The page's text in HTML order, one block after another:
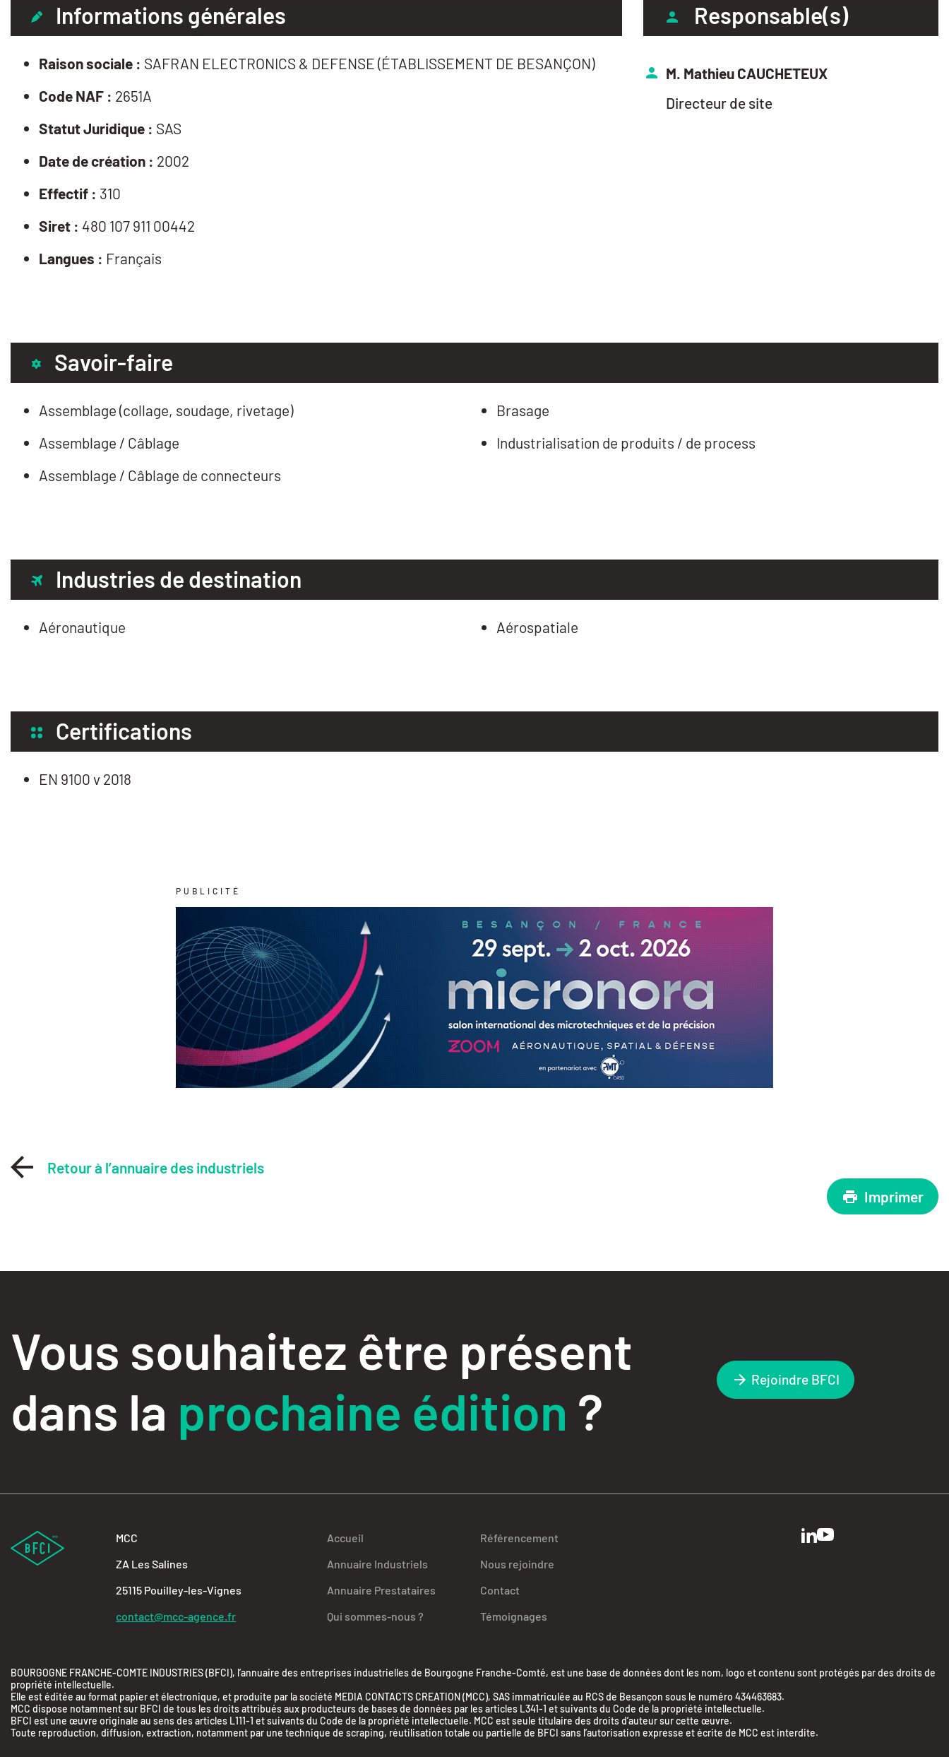
Informations générales
Raison sociale : SAFRAN ELECTRONICS & DEFENSE (ÉTABLISSEMENT DE BESANÇON)
Code NAF : 2651A
Statut Juridique : SAS
Date de création : 2002
Effectif : 310
Siret : 480 107 911 00442
Langues : Français
Responsable(s)
M. Mathieu CAUCHETEUX
Directeur de site
Savoir-faire
Assemblage (collage, soudage, rivetage)
Assemblage / Câblage
Assemblage / Câblage de connecteurs
Brasage
Industrialisation de produits / de process
Industries de destination
Aéronautique Aérospatiale
Certifications
EN 9100 v 2018
PUBLICITÉ
Retour à l’annuaire des industriels
Imprimer
Vous souhaitez être présent
dans la prochaine édition ?
Rejoindre BFCI
MCC
ZA Les Salines
25115 Pouilley-les-Vignes
contact@mcc-agence.fr
Accueil
Annuaire Industriels
Annuaire Prestataires
Qui sommes-nous ?
Référencement
Nous rejoindre
Contact
Témoignages
BOURGOGNE FRANCHE-COMTE INDUSTRIES (BFCI), l’annuaire des entreprises industrielles de Bourgogne Franche-Comté, est une base de données dont les nom, logo et contenu sont protégés par des droits de
propriété intellectuelle.
Elle est éditée au format papier et électronique, et produite par la société MEDIA CONTACTS CREATION (MCC), SAS immatriculée au RCS de Besançon sous le numéro 434463683.
MCC dispose notamment sur BFCI de tous les droits attribués aux producteurs de bases de données par les articles L341-1 et suivants du Code de la propriété intellectuelle.
BFCI est une œuvre originale au sens des articles L111-1 et suivants du Code de la propriété intellectuelle. MCC est seule titulaire des droits d’auteur sur cette œuvre.
Toute reproduction, diffusion, extraction, notamment par une technique de scraping, réutilisation totale ou partielle de BFCI sans l’autorisation expresse et écrite de MCC est interdite.